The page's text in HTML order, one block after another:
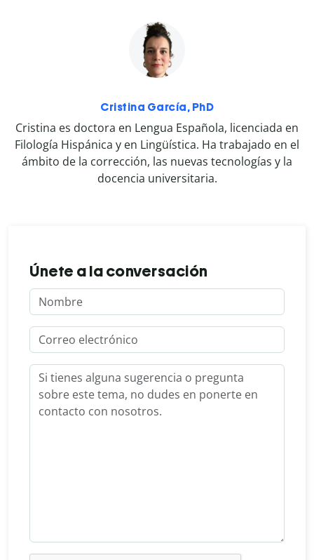
Cristina García, PhD
Cristina es doctora en Lengua Española, licenciada en
Filología Hispánica y en Lingüística. Ha trabajado en el
ámbito de la corrección, las nuevas tecnologías y la
docencia universitaria.
Únete a la conversación